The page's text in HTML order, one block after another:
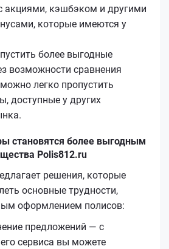
акциями, кэшбэком и другими
которые имеются у
более выгодные
возможности сравнения
легко пропустить
доступные у других
становятся более выгодным
Polis812.ru
решения, которые
основные трудности,
оформлением полисов:
предложений — с
сервиса вы можете